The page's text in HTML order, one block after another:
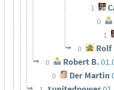
1
0
1
0 Rolf
0 Robert B.
0 Der Martin